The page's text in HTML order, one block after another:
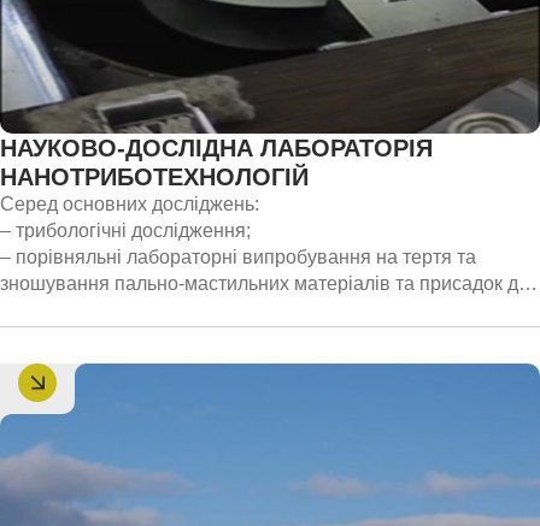
НАУКОВО-ДОСЛІДНА ЛАБОРАТОРІЯ
НАНОТРИБОТЕХНОЛОГІЙ
Серед основних досліджень:
– трибологічні дослідження;
– порівняльні лабораторні випробування на тертя та
зношування пально-мастильних матеріалів та присадок до
– розроблення методів та методик трибологічних
випробувань;
– розроблення рекомендацій щодо підвищення ресурсу та
надійності сучасної техніки останнього покоління.